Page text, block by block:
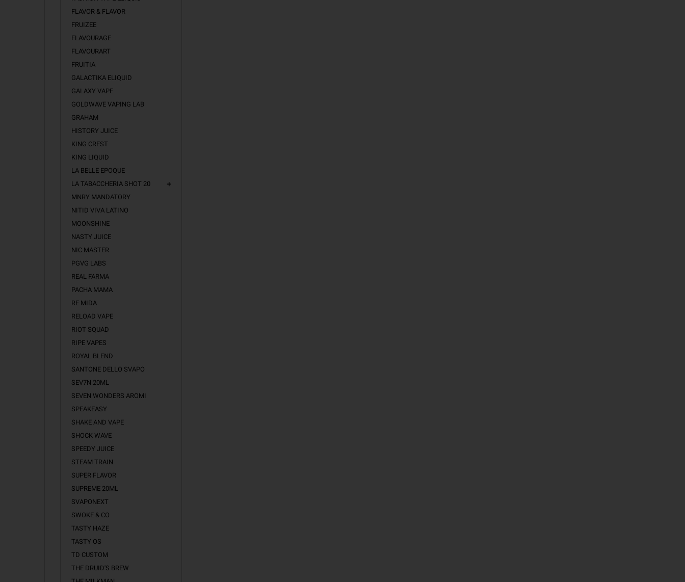
FLAVOR & FLAVOR
FRUIZEE
FLAVOURAGE
FLAVOURART
FRUITIA
GALACTIKA ELIQUID
GALAXY VAPE
GOLDWAVE VAPING LAB
GRAHAM
HISTORY JUICE
KING CREST
KING LIQUID
LA BELLE EPOQUE
LA TABACCHERIA SHOT 20
add
MNRY MANDATORY
NITID VIVA LATINO
MOONSHINE
NASTY JUICE
NIC MASTER
PGVG LABS
REAL FARMA
PACHA MAMA
RE MIDA
RELOAD VAPE
RIOT SQUAD
RIPE VAPES
ROYAL BLEND
SANTONE DELLO SVAPO
SEV7N 20ML
SEVEN WONDERS AROMI
SPEAKEASY
SHAKE AND VAPE
SHOCK WAVE
SPEEDY JUICE
STEAM TRAIN
SUPER FLAVOR
SUPREME 20ML
SVAPONEXT
SWOKE & CO
TASTY HAZE
TASTY OS
TD CUSTOM
THE DRUID'S BREW